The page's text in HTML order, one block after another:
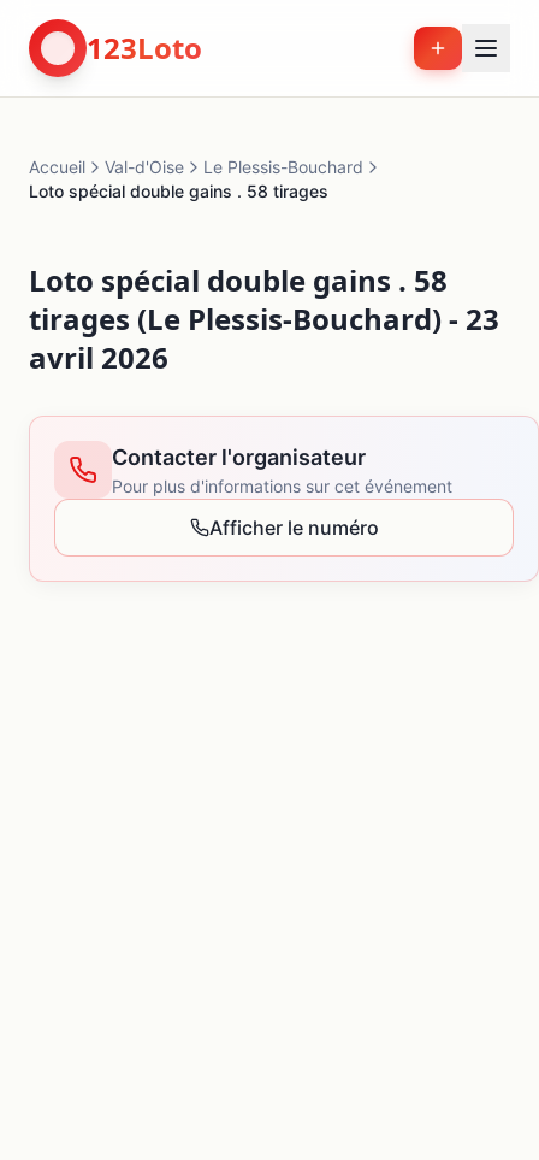
123Loto
Accueil Val-d'Oise
Le Plessis-Bouchard
Loto spécial double gains . 58 tirages
Loto spécial double gains . 58
tirages (Le Plessis-Bouchard) - 23
avril 2026
Contacter l'organisateur
Pour plus d'informations sur cet événement
Afficher le numéro